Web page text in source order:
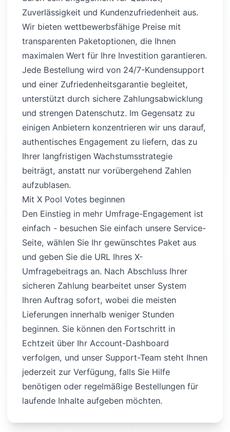
Zuverlässigkeit und Kundenzufriedenheit aus.
Wir bieten wettbewerbsfähige Preise mit
transparenten Paketoptionen, die Ihnen
maximalen Wert für Ihre Investition garantieren.
Jede Bestellung wird von 24/7-Kundensupport
und einer Zufriedenheitsgarantie begleitet,
unterstützt durch sichere Zahlungsabwicklung
und strengen Datenschutz. Im Gegensatz zu
einigen Anbietern konzentrieren wir uns darauf,
authentisches Engagement zu liefern, das zu
Ihrer langfristigen Wachstumsstrategie
beiträgt, anstatt nur vorübergehend Zahlen
aufzublasen.
Mit X Pool Votes beginnen
Den Einstieg in mehr Umfrage-Engagement ist
einfach - besuchen Sie einfach unsere Service-
Seite, wählen Sie Ihr gewünschtes Paket aus
und geben Sie die URL Ihres X-
Umfragebeitrags an. Nach Abschluss Ihrer
sicheren Zahlung bearbeitet unser System
Ihren Auftrag sofort, wobei die meisten
Lieferungen innerhalb weniger Stunden
beginnen. Sie können den Fortschritt in
Echtzeit über Ihr Account-Dashboard
verfolgen, und unser Support-Team steht Ihnen
jederzeit zur Verfügung, falls Sie Hilfe
benötigen oder regelmäßige Bestellungen für
laufende Inhalte aufgeben möchten.